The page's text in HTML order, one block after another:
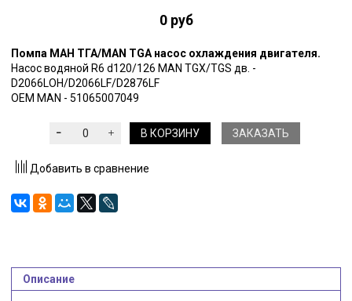
0 руб
Помпа МАН ТГА/MAN TGA насос охлаждения двигателя.
Насос водяной R6 d120/126 MAN TGX/TGS дв. -
D2066LOH/D2066LF/D2876LF
OEM MAN - 51065007049
В КОРЗИНУ ЗАКАЗАТЬ
Добавить в сравнение
Описание